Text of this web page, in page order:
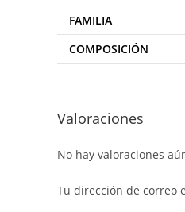
FAMILIA
COMPOSICIÓN
Valoraciones
No hay valoraciones
Tu dirección de correo